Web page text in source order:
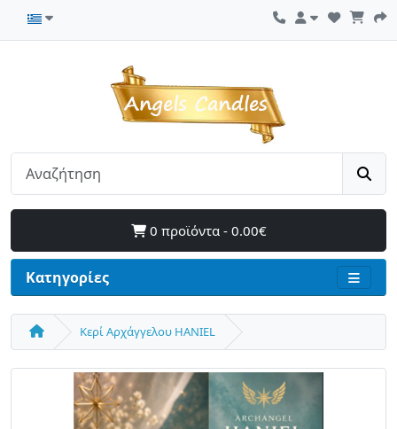
0 προϊόντα - 0.00€
Κατηγορίες
Κερί Αρχάγγελου HANIEL